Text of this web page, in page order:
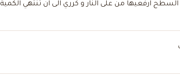
ارفعيها من على النار و كرري الى ان تنتهي الكمية